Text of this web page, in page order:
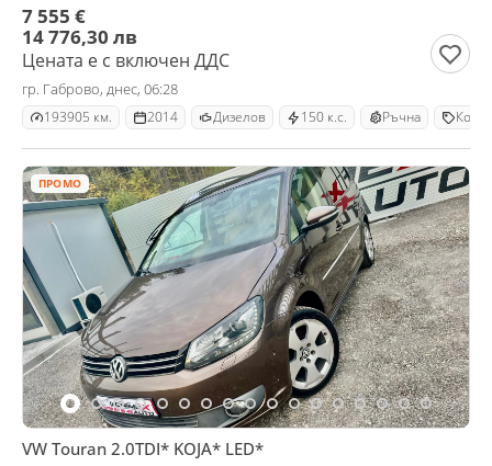
7 555 €
14 776,30 лв
Цената е с включен ДДС
гр. Габрово, днес, 06:28
193905 км. 2014 Дизелов 150 к.с. Ръчна
ПРОМО
VW Touran 2.0TDI* KOJA* LED*